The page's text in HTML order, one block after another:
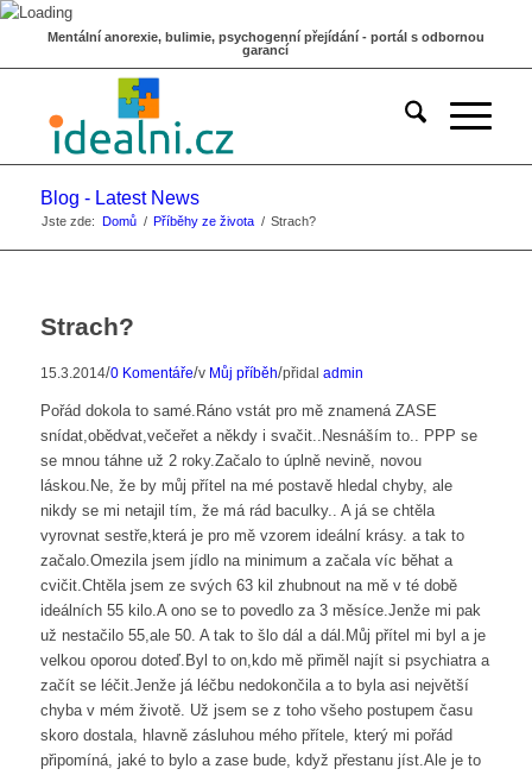
Mentální anorexie, bulimie, psychogenní přejídání - portál s odbornou
garancí
Blog - Latest News
Jste zde: Domů / Příběhy ze života / Strach?
Strach?
15.3.2014/0 Komentáře/v Můj příběh/přidal admin
Pořád dokola to samé.Ráno vstát pro mě znamená ZASE
snídat,obědvat,večeřet a někdy i svačit..Nesnáším to.. PPP se
se mnou táhne už 2 roky.Začalo to úplně nevině, novou
láskou.Ne, že by můj přítel na mé postavě hledal chyby, ale
nikdy se mi netajil tím, že má rád baculky.. A já se chtěla
vyrovnat sestře,která je pro mě vzorem ideální krásy. a tak to
začalo.Omezila jsem jídlo na minimum a začala víc běhat a
cvičit.Chtěla jsem ze svých 63 kil zhubnout na mě v té době
ideálních 55 kilo.A ono se to povedlo za 3 měsíce.Jenže mi pak
už nestačilo 55,ale 50. A tak to šlo dál a dál.Můj přítel mi byl a je
velkou oporou doteď.Byl to on,kdo mě přiměl najít si psychiatra a
začít se léčit.Jenže já léčbu nedokončila a to byla asi největší
chyba v mém životě. Už jsem se z toho všeho postupem času
skoro dostala, hlavně zásluhou mého přítele, který mi pořád
připomíná, jaké to bylo a zase bude, když přestanu jíst.Ale je to